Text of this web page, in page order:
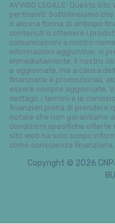
AVVISO LEGALE: Questo
pertinenti. Sottolineiamo
o alcuna forma di anticipo
contenuti o ottenere i
comunicazioni a nostro
informazioni aggiuntive, vi
immediatamente. Il nostro
e aggiornate, ma a causa
finanziarie e promozionali,
essere sempre aggiornate.
dettagli, i termini e le
finanziari prima di prendere
notare che non garantiamo
condizioni specifiche offerte
sito web ha solo scopo
come consulenza
Copyright © 2026